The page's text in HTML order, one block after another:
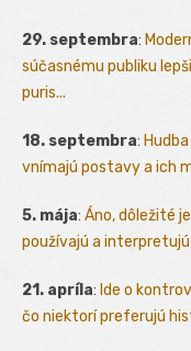
29. septembra:
súčasnému publiku
puris...
18. septembra:
vnímajú postavy a ich
5. mája: Áno, dôležité
používajú a
21. apríla: Ide o
čo niektorí preferujú